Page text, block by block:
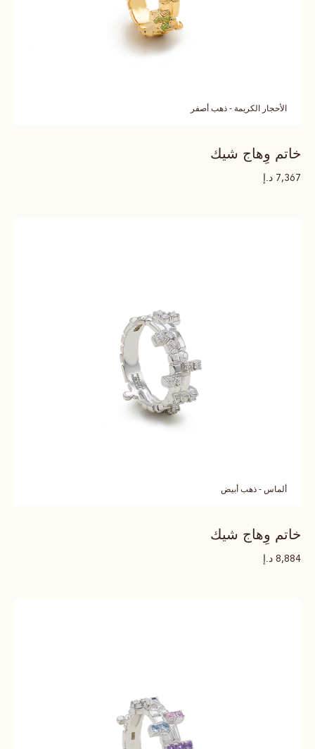
الأحجار الكريمة - ذهب أصفر
خاتم وِهاج شيك
7,367 د.إ
ألماس - ذهب أبيض
خاتم وِهاج شيك
8,884 د.إ